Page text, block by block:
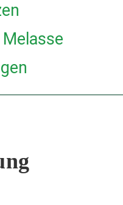
Melasse